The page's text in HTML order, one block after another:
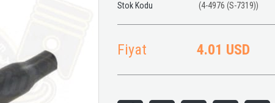
(4-4976 (S-7319))
Fiyat 4.01 USD